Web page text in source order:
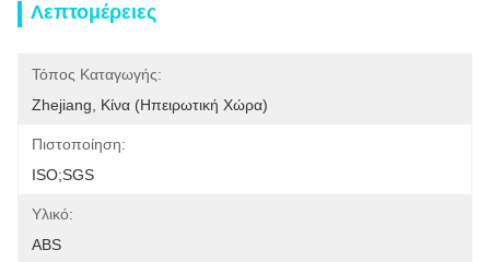
Λεπτομέρειες
Τόπος Καταγωγής:
Zhejiang, Κίνα (ηπειρωτική Χώρα)
Πιστοποίηση:
ISO;SGS
Υλικό:
ABS